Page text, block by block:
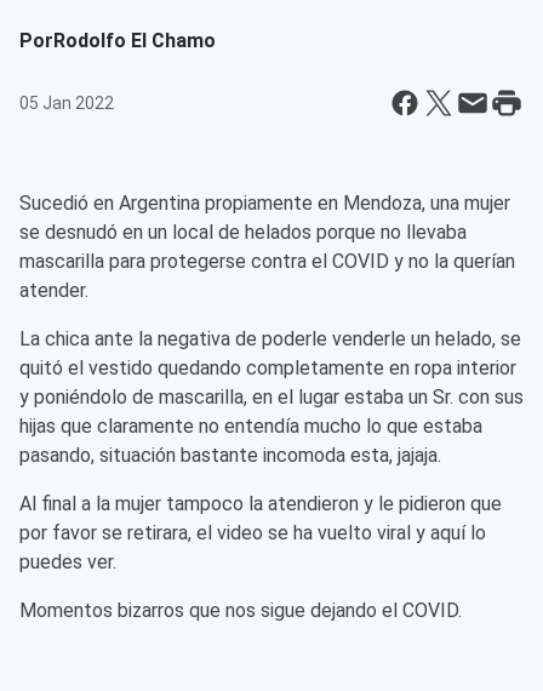
PorRodolfo El Chamo
05 Jan 2022
Sucedió en Argentina propiamente en Mendoza, una mujer
se desnudó en un local de helados porque no llevaba
mascarilla para protegerse contra el COVID y no la querían
atender.
La chica ante la negativa de poderle venderle un helado, se
quitó el vestido quedando completamente en ropa interior
y poniéndolo de mascarilla, en el lugar estaba un Sr. con sus
hijas que claramente no entendía mucho lo que estaba
pasando, situación bastante incomoda esta, jajaja.
Al final a la mujer tampoco la atendieron y le pidieron que
por favor se retirara, el video se ha vuelto viral y aquí lo
puedes ver.
Momentos bizarros que nos sigue dejando el COVID.